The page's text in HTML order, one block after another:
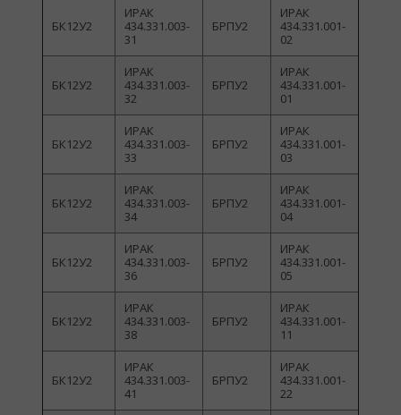
БК12У2
ИРАК
434.331.003-
31
БРПУ2
ИРАК
434.331.001-
02
БК12У2
ИРАК
434.331.003-
32
БРПУ2
ИРАК
434.331.001-
01
БК12У2
ИРАК
434.331.003-
33
БРПУ2
ИРАК
434.331.001-
03
БК12У2
ИРАК
434.331.003-
34
БРПУ2
ИРАК
434.331.001-
04
БК12У2
ИРАК
434.331.003-
36
БРПУ2
ИРАК
434.331.001-
05
БК12У2
ИРАК
434.331.003-
38
БРПУ2
ИРАК
434.331.001-
11
БК12У2
ИРАК
434.331.003-
41
БРПУ2
ИРАК
434.331.001-
22